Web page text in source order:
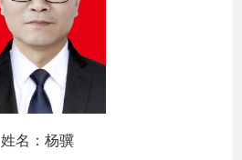
姓名：杨骥